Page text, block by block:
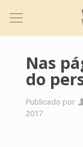
Nas
do
Publicado por
2017